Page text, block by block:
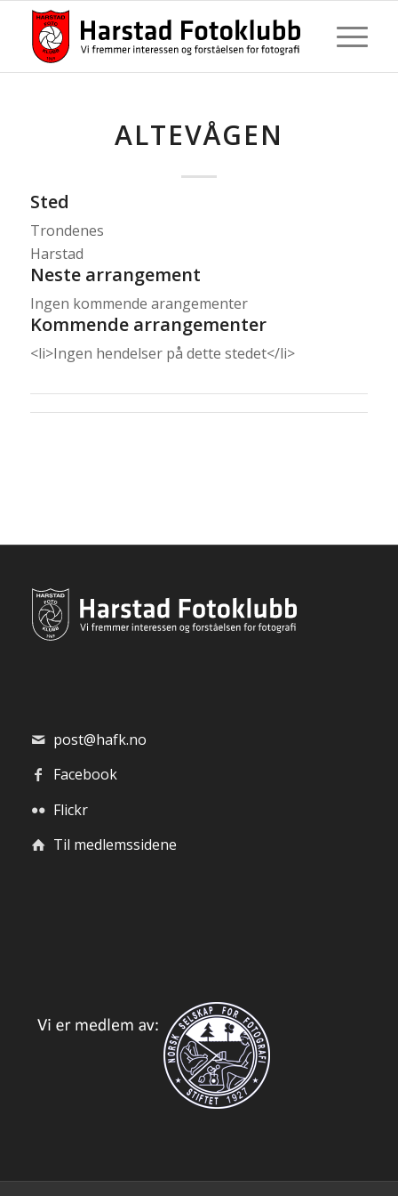
ALTEVÅGEN
Sted
Trondenes
Harstad
Neste arrangement
Ingen kommende arangementer
Kommende arrangementer
<li>Ingen hendelser på dette stedet</li>
post@hafk.no
Facebook
Flickr
Til medlemssidene